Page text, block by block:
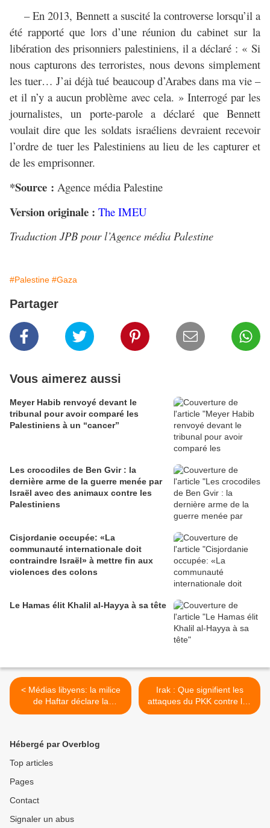
– En 2013, Bennett a suscité la controverse lorsqu’il a
été rapporté que lors d’une réunion du cabinet sur la
libération des prisonniers palestiniens, il a déclaré : « Si
nous capturons des terroristes, nous devons simplement
les tuer… J’ai déjà tué beaucoup d’Arabes dans ma vie –
et il n’y a aucun problème avec cela. » Interrogé par les
journalistes, un porte-parole a déclaré que Bennett
voulait dire que les soldats israéliens devraient recevoir
l’ordre de tuer les Palestiniens au lieu de les capturer et
de les emprisonner.
*Source : Agence média Palestine
Version originale : The IMEU
Traduction JPB pour l’Agence média Palestine
#Palestine #Gaza
Partager
Vous aimerez aussi
Meyer Habib renvoyé devant le
tribunal pour avoir comparé les
Palestiniens à un “cancer”
Les crocodiles de Ben Gvir : la
dernière arme de la guerre menée par
Israël avec des animaux contre les
Palestiniens
Cisjordanie occupée: «La
communauté internationale doit
contraindre Israël» à mettre fin aux
violences des colons
Le Hamas élit Khalil al-Hayya à sa tête
< Médias libyens: la milice
de Haftar déclare la
frontière avec l'Algérie zone
Irak : Que signifient les
attaques du PKK contre les
peshmergas ? >
Hébergé par Overblog
Top articles
Pages
Contact
Signaler un abus